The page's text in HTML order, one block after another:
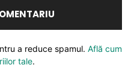
a reduce spamul. Află cum
tale.